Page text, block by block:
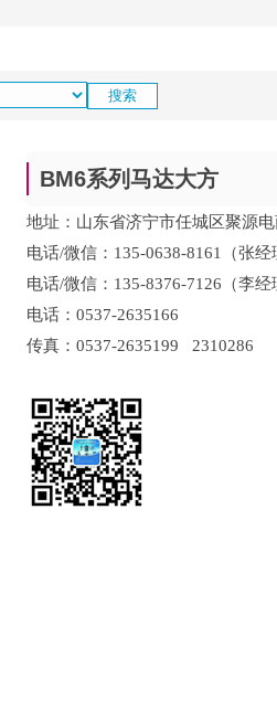
BM6系列马达大方
地址：山东省济宁市任城区聚源
电话/微信：135-0638-8161（张经
电话/微信：135-8376-7126（李经
电话：0537-2635166
传真：0537-2635199 2310286